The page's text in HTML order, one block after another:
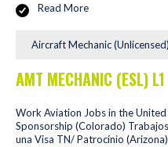
Read More
Aircraft Mechanic (Unlicensed)
AMT MECHANIC (ESL) L1
Work Aviation Jobs in the
Sponsorship (Colorado)
una Visa TN/ Patrocínio